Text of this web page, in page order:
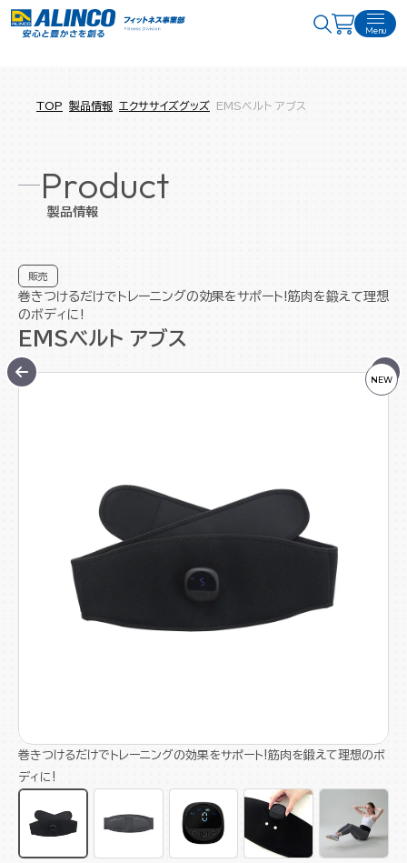
Menu
TOP 製品情報 エクササイズグッズ EMSベルト アブス
Product
製品情報
販売
巻きつけるだけでトレーニングの効果をサポート!筋肉を鍛えて理想
のボディに!
EMSベルト アブス
巻きつけるだけでトレーニングの効果をサポート!筋肉を鍛えて理想のボ
ディに!
NEW